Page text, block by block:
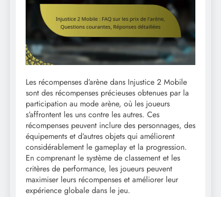
Les récompenses d’arène dans Injustice 2 Mobile
sont des récompenses précieuses obtenues par la
participation au mode arène, où les joueurs
s’affrontent les uns contre les autres. Ces
récompenses peuvent inclure des personnages, des
équipements et d’autres objets qui améliorent
considérablement le gameplay et la progression.
En comprenant le système de classement et les
critères de performance, les joueurs peuvent
maximiser leurs récompenses et améliorer leur
expérience globale dans le jeu.